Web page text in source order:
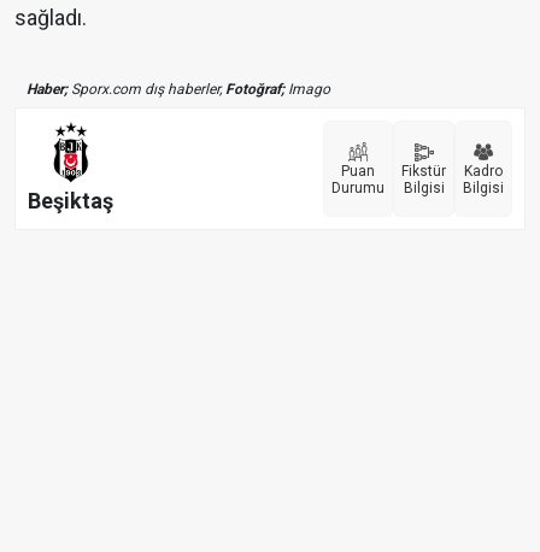
sağladı.
Haber;Sporx.com dış haberler,Fotoğraf;Imago
Beşiktaş
Puan
Durumu
Fikstür
Bilgisi
Kadro
Bilgisi